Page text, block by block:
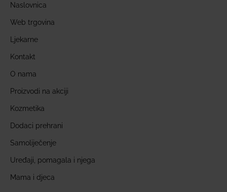
Naslovnica
Web trgovina
Ljekarne
Kontakt
O nama
Proizvodi na akciji
Kozmetika
Dodaci prehrani
Samoliječenje
Uređaji, pomagala i njega
Mama i djeca